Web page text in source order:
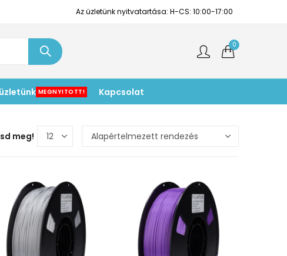
Az üzletünk nyitvatartása: H-CS: 10:00-17:00
0
MEGNYITOTT! Kapcsolat
meg!